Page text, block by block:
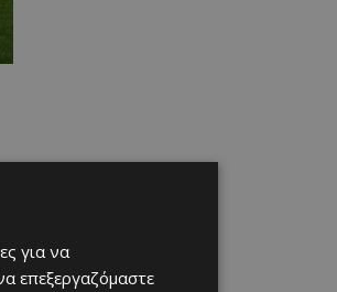
για να
επεξεργαζόμαστε